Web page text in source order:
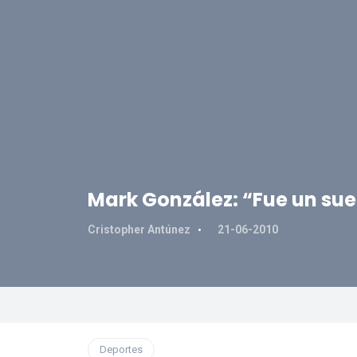
Mark González: “Fue un
Cristopher Antúnez 21-06-2010
Deportes